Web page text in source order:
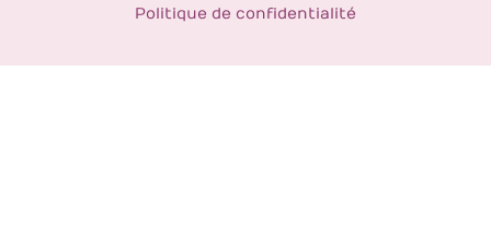
Politique de confidentialité